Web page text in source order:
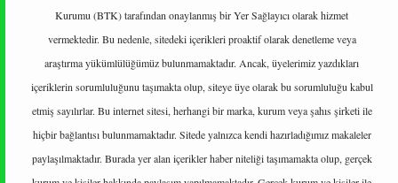
Kurumu (BTK) tarafından onaylanmış bir Yer Sağlayıcı olarak hizmet
vermektedir. Bu nedenle, sitedeki içerikleri proaktif olarak denetleme veya
araştırma yükümlülüğümüz bulunmamaktadır. Ancak, üyelerimiz yazdıkları
içeriklerin sorumluluğunu taşımakta olup, siteye üye olarak bu sorumluluğu kabul
etmiş sayılırlar. Bu internet sitesi, herhangi bir marka, kurum veya şahıs şirketi ile
hiçbir bağlantısı bulunmamaktadır. Sitede yalnızca kendi hazırladığımız makaleler
paylaşılmaktadır. Burada yer alan içerikler haber niteliği taşımamakta olup, gerçek